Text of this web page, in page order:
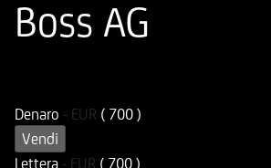
Boss AG
Denaro - EUR ( 700 )
Vendi
Lettera - EUR ( 700 )